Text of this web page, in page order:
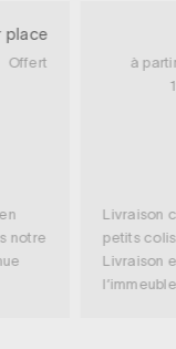
place
Offert
notre
à
Livraison
petits
Livraison